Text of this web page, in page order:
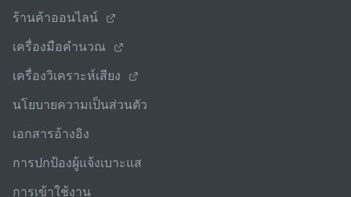
ร้านค้าออนไลน์
เครื่องมือคํานวณ
เครื่องวิเคราะห์เสียง
นโยบายความเป็นส่วนตัว
เอกสารอ้างอิง
การปกป้องผู้แจ้งเบาะแส
การเข้าใช้งาน